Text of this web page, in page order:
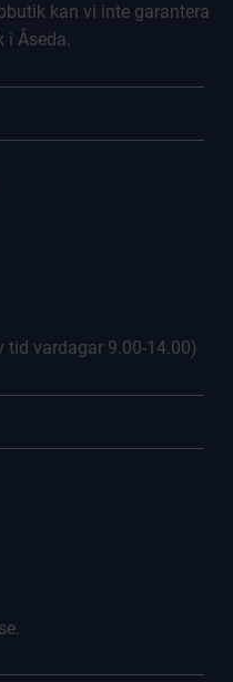
kan vi inte garantera
i Åseda.
tid vardagar 9.00-14.00)